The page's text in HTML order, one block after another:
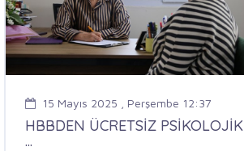
15 Mayıs 2025 , Perşembe 12:37
HBBDEN ÜCRETSİZ PSİKOLOJİK
...